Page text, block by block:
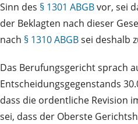
Sinn des § 1301 ABGBvor, sei
der Beklagten nach dieser
nach § 1310 ABGBsei deshalb
Das Berufungsgericht sprach
Entscheidungsgegenstands
dass die ordentliche Revision
sei, dass der Oberste